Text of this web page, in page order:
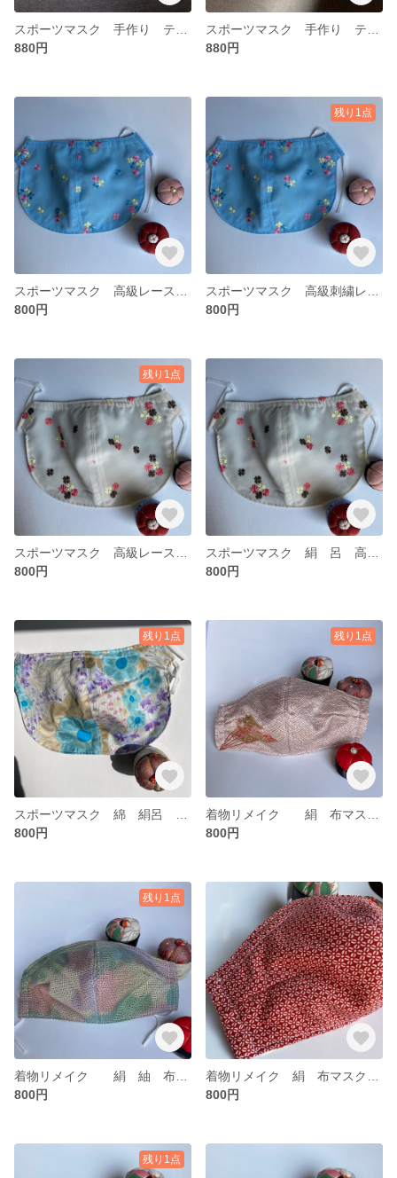
880円
880円
800円
残り1点
800円
残り1点
800円
800円
残り1点
800円
残り1点
800円
残り1点
800円
800円
残り1点